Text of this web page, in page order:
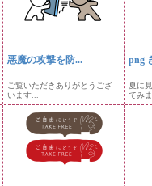
悪魔の攻撃を防...
ご覧いただきありがとうござ
います...
png
夏に
てみま